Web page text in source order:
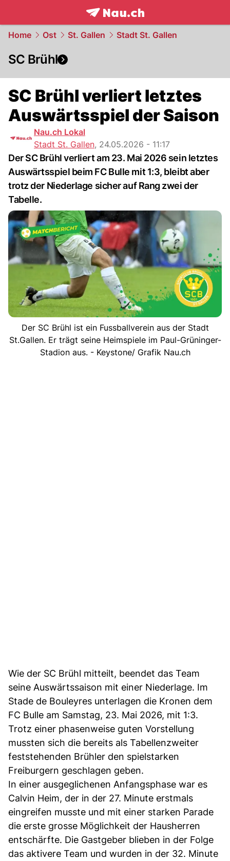
frontpage.NAU.ch
Home Ost St. Gallen Stadt St. Gallen
SC Brühl
SC Brühl verliert letztes
Auswärtsspiel der Saison
Nau.ch Lokal
Stadt St. Gallen, 24.05.2026 - 11:17
Der SC Brühl verliert am 23. Mai 2026 sein letztes
Auswärtsspiel beim FC Bulle mit 1:3, bleibt aber
trotz der Niederlage sicher auf Rang zwei der
Tabelle.
Der SC Brühl ist ein Fussballverein aus der Stadt
St.Gallen. Er trägt seine Heimspiele im Paul-Grüninger-
Stadion aus. - Keystone/ Grafik Nau.ch
Wie der SC Brühl mitteilt, beendet das Team
seine Auswärtssaison mit einer Niederlage. Im
Stade de Bouleyres unterlagen die Kronen dem
FC Bulle am Samstag, 23. Mai 2026, mit 1:3.
Trotz einer phasenweise guten Vorstellung
mussten sich die bereits als Tabellenzweiter
feststehenden Brühler den spielstarken
Freiburgern geschlagen geben.
In einer ausgeglichenen Anfangsphase war es
Calvin Heim, der in der 27. Minute erstmals
eingreifen musste und mit einer starken Parade
die erste grosse Möglichkeit der Hausherren
entschärfte. Die Gastgeber blieben in der Folge
das aktivere Team und wurden in der 32. Minute